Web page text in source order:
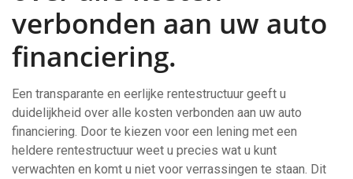
verbonden aan uw auto
financiering.
Een transparante en eerlijke rentestructuur geeft u
duidelijkheid over alle kosten verbonden aan uw auto
financiering. Door te kiezen voor een lening met een
heldere rentestructuur weet u precies wat u kunt
verwachten en komt u niet voor verrassingen te staan. Dit